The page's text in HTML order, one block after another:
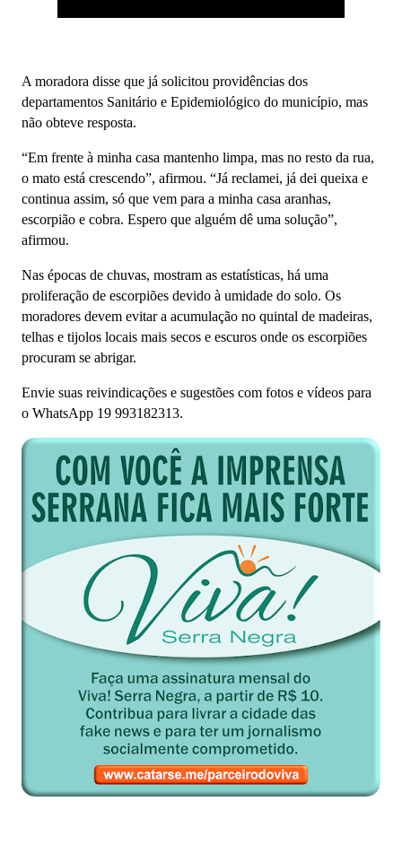
A moradora disse que já solicitou providências dos
departamentos Sanitário e Epidemiológico do município, mas
não obteve resposta.
“Em frente à minha casa mantenho limpa, mas no resto da rua,
o mato está crescendo”, afirmou. “Já reclamei, já dei queixa e
continua assim, só que vem para a minha casa aranhas,
escorpião e cobra. Espero que alguém dê uma solução”,
afirmou.
Nas épocas de chuvas, mostram as estatísticas, há uma
proliferação de escorpiões devido à umidade do solo. Os
moradores devem evitar a acumulação no quintal de madeiras,
telhas e tijolos locais mais secos e escuros onde os escorpiões
procuram se abrigar.
Envie suas reivindicações e sugestões com fotos e vídeos para
o WhatsApp 19 993182313.